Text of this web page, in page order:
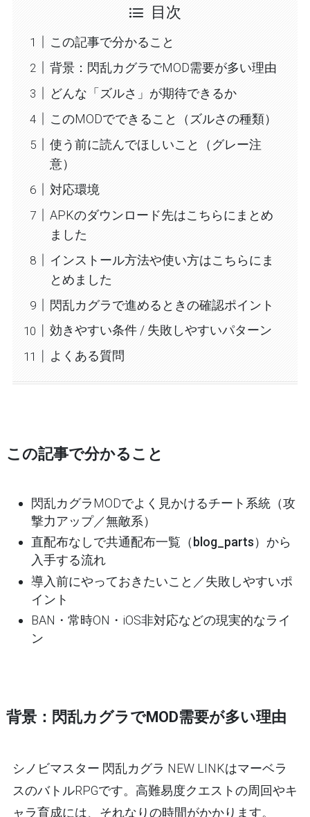
目次
この記事で分かること
背景：閃乱カグラでMOD需要が多い理由
どんな「ズルさ」が期待できるか
このMODでできること（ズルさの種類）
使う前に読んでほしいこと（グレー注
意）
対応環境
APKのダウンロード先はこちらにまとめ
ました
インストール方法や使い方はこちらにま
とめました
閃乱カグラで進めるときの確認ポイント
効きやすい条件 / 失敗しやすいパターン
よくある質問
この記事で分かること
閃乱カグラMODでよく見かけるチート系統（攻
撃力アップ／無敵系）
直配布なしで共通配布一覧（blog_parts） から
入手する流れ
導入前にやっておきたいこと／失敗しやすいポ
イント
BAN・常時ON・iOS非対応などの現実的なライ
ン
背景：閃乱カグラでMOD需要が多い理由
シノビマスター 閃乱カグラ NEW LINKはマーベラ
スのバトルRPGです。高難易度クエストの周回やキ
ャラ育成には、それなりの時間がかかります。